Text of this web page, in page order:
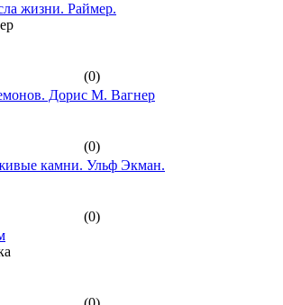
жизни. Раймер.
(0)
Дорис М. Вагнер
(0)
камни. Ульф Экман.
(0)